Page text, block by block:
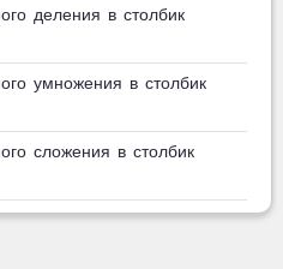
деления в столбик
умножения в столбик
сложения в столбик